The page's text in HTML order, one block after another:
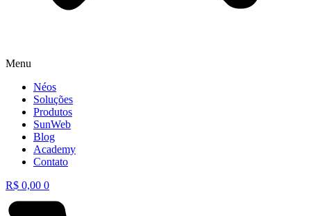
Menu
Néos
Soluções
Produtos
SunWeb
Blog
Academy
Contato
R$ 0,00 0